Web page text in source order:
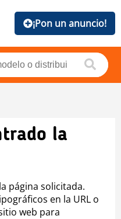
¡Pon un anuncio!
la
página solicitada.
en la URL o
web para